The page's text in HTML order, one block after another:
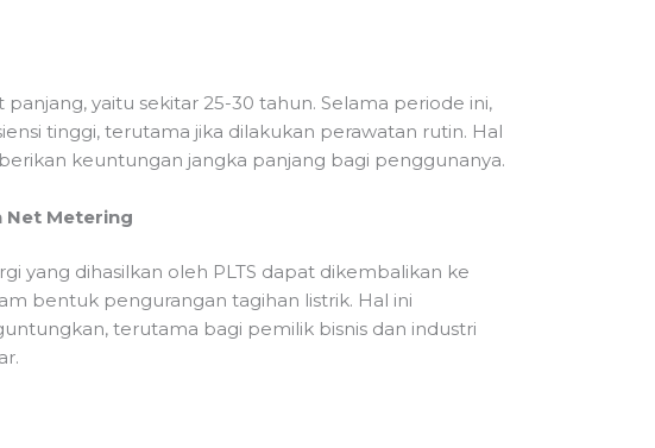
yaitu sekitar 25-30 tahun. Selama periode ini,
tinggi, terutama jika dilakukan perawatan rutin. Hal
keuntungan jangka panjang bagi penggunanya.
Net Metering
yang dihasilkan oleh PLTS dapat dikembalikan ke
bentuk pengurangan tagihan listrik. Hal ini
terutama bagi pemilik bisnis dan industri